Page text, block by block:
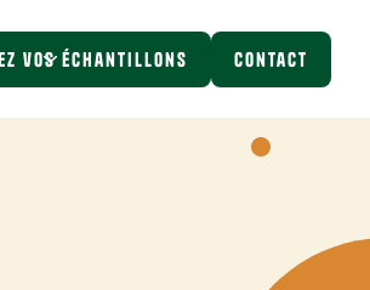
vos échantillons Contact